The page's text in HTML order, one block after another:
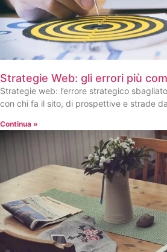
Strategie Web: gli errori più
Strategie web: l’errore strategico
con chi fa il sito, di prospettive e strade
Continua »